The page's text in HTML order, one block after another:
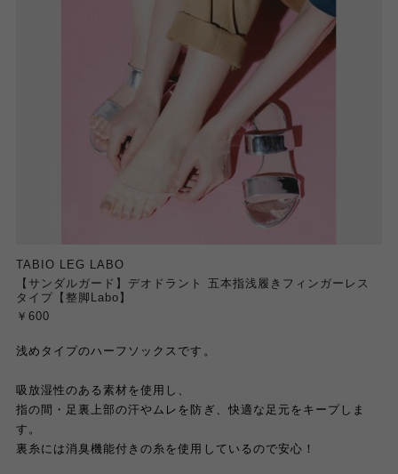
TABIO LEG LABO
【サンダルガード】デオドラント 五本指浅履きフィンガーレス
タイプ【整脚Labo】
￥600
浅めタイプのハーフソックスです。
吸放湿性のある素材を使用し、
指の間・足裏上部の汗やムレを防ぎ、快適な足元をキープしま
す。
裏糸には消臭機能付きの糸を使用しているので安心！